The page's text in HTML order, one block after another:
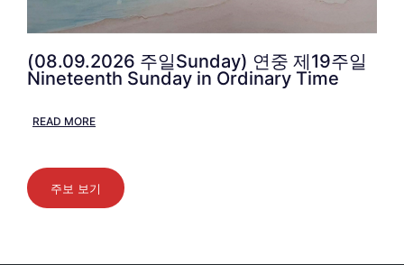
(08.09.2026 주일Sunday) 연중 제19주일
Nineteenth Sunday in Ordinary Time
READ MORE
주보 보기